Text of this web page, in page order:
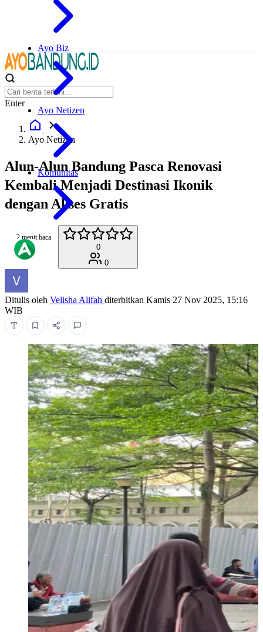
Ayo Biz
Ayo Netizen
Komunitas
Enter
Ayo Netizen
Alun-Alun Bandung Pasca Renovasi
Kembali Menjadi Destinasi Ikonik
dengan Akses Gratis
2 menit baca
0
0
Ditulis oleh Velisha Alifah diterbitkan Kamis 27 Nov 2025, 15:16
WIB